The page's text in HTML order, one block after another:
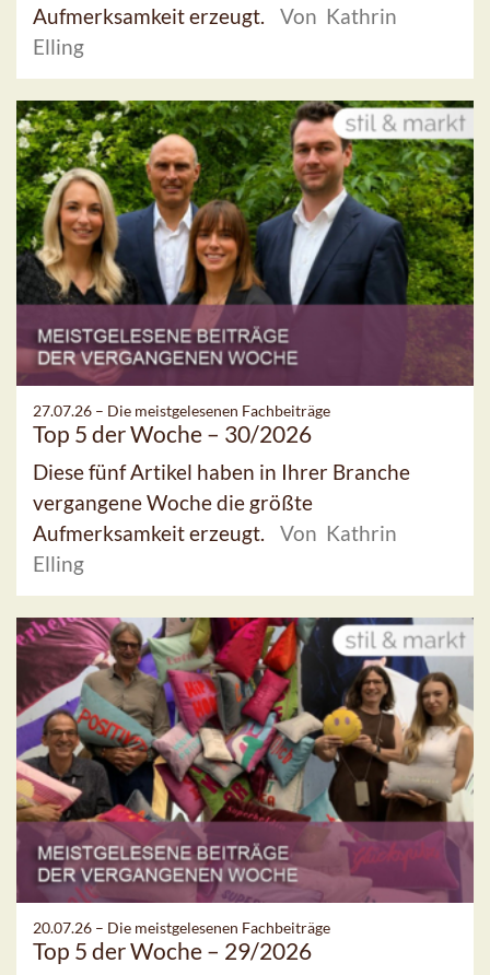
Aufmerksamkeit erzeugt.
Von Kathrin
Elling
27.07.26 – Die meistgelesenen Fachbeiträge
Top 5 der Woche – 30/2026
Diese fünf Artikel haben in Ihrer Branche
vergangene Woche die größte
Aufmerksamkeit erzeugt.
Von Kathrin
Elling
20.07.26 – Die meistgelesenen Fachbeiträge
Top 5 der Woche – 29/2026